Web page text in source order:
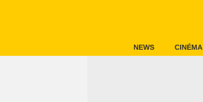
NEWS CINÉMA